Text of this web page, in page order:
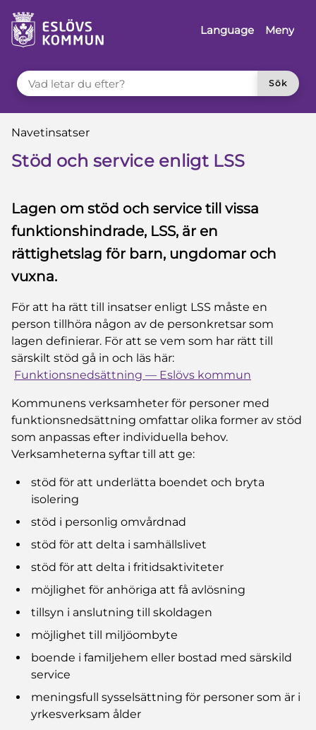
till innehåll
Language
Meny
VAD LETAR DU EFTER?
Sök
Du är här:
Navetinsatser
Stöd och service enligt LSS
Lagen om stöd och service till vissa
funktionshindrade, LSS, är en
rättighetslag för barn, ungdomar och
vuxna.
För att ha rätt till insatser enligt LSS måste en
person tillhöra någon av de personkretsar som
lagen definierar. För att se vem som har rätt till
särskilt stöd gå in och läs här: ​
Funktionsnedsättning — Eslövs kommun
Kommunens verksamheter för personer med
funktionsnedsättning omfattar olika former av stöd
som anpassas efter individuella behov.
Verksamheterna syftar till att ge:​
stöd för att underlätta boendet och bryta
isolering​
stöd i personlig omvårdnad​
stöd för att delta i samhällslivet​
stöd för att delta i fritidsaktiviteter​
möjlighet för anhöriga att få avlösning​
tillsyn i anslutning till skoldagen​
möjlighet till miljöombyte​
boende i familjehem eller bostad med särskild
service​
meningsfull sysselsättning för personer som är i
yrkesverksam ålder